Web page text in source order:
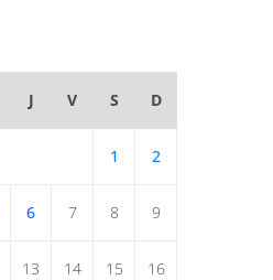
J V S D
1 2
6 7 8 9
13 14 15 16